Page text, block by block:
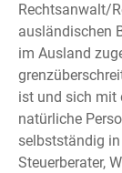
Rechtsanwalt/
ausländischen
im Ausland
ist und sich mit
natürliche
selbstständig
Steuerberater,